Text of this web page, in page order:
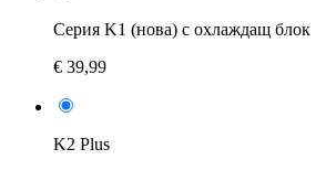
Серия K1 (нова) с охлаждащ блок
€ 39,99
K2 Plus